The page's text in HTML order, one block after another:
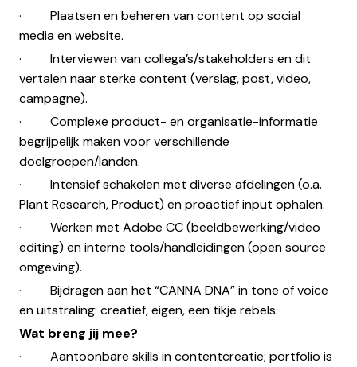
· Plaatsen en beheren van content op social
media en website.
· Interviewen van collega’s/stakeholders en dit
vertalen naar sterke content (verslag, post, video,
campagne).
· Complexe product- en organisatie-informatie
begrijpelijk maken voor verschillende
doelgroepen/landen.
· Intensief schakelen met diverse afdelingen (o.a.
Plant Research, Product) en proactief input ophalen.
· Werken met Adobe CC (beeldbewerking/video
editing) en interne tools/handleidingen (open source
omgeving).
· Bijdragen aan het “CANNA DNA” in tone of voice
en uitstraling: creatief, eigen, een tikje rebels.
Wat breng jij mee?
· Aantoonbare skills in contentcreatie; portfolio is